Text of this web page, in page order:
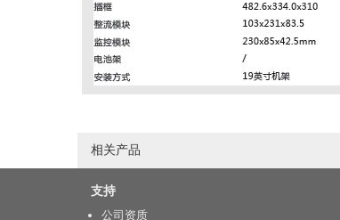
相关产品
支持
公司资质